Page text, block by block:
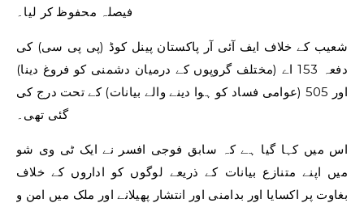
فیصلہ محفوظ کر لیا۔
شعیب کے خلاف ایف آئی آر پاکستان پینل کوڈ (پی پی سی) کی
دفعہ 153 اے (مختلف گروپوں کے درمیان دشمنی کو فروغ دینا)
اور 505 (عوامی فساد کو ہوا دینے والے بیانات) کے تحت درج کی
گئی تھی۔
اس میں کہا گیا ہے کہ سابق فوجی افسر نے ایک ٹی وی شو
میں اپنے متنازع بیانات کے ذریعے لوگوں کو اداروں کے خلاف
بغاوت پر اکسایا اور بدامنی اور انتشار پھیلانے اور ملک میں امن و